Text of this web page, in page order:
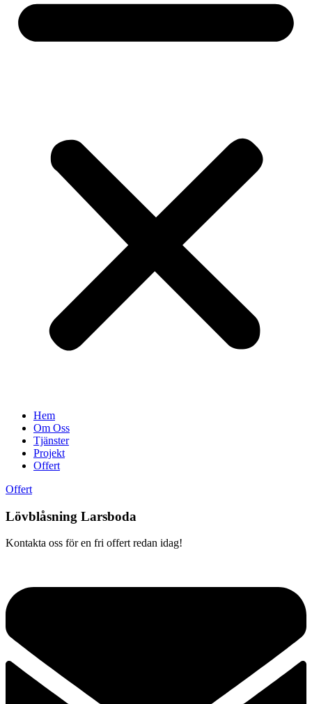
Hem
Om Oss
Tjänster
Projekt
Offert
Offert
Lövblåsning Larsboda
Kontakta oss för en fri offert redan idag!